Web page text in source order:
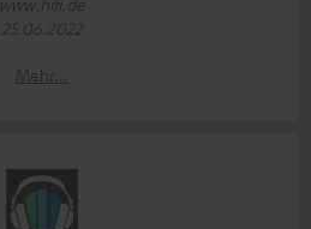
25.06.2022
Mehr...